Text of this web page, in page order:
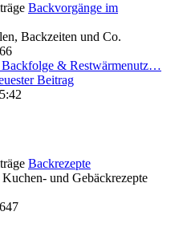
Backvorgänge im
Backzeiten und Co.
Backfolge & Restwärmenutz…
Beitrag
Backrezepte
und Gebäckrezepte